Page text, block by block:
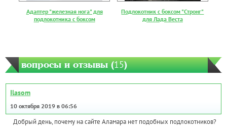
Адаптер "железная нога" для
подлокотника с боксом
Подлокотник с боксом "Стронг"
для Лада Веста
вопросы и отзывы (15)
Ilasom
10 октября 2019 в 06:56
Добрый день, почему на сайте Аламара нет подобных подлокотников?